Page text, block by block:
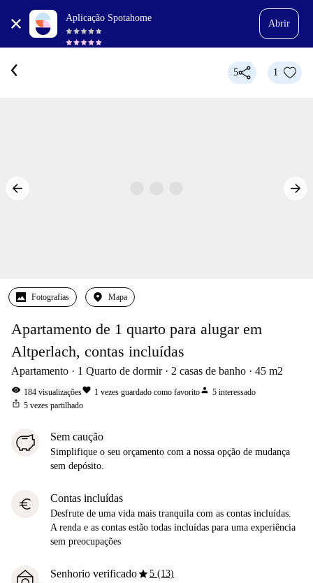
Aplicação Spotahome
Abrir
5 1
Fotografias Mapa
Apartamento de 1 quarto para alugar em
Altperlach, contas incluídas
Apartamento 1 Quarto de dormir 2 casas de banho 45 m2
visibility 184 visualizaçõesfavorite 1 vezes guardado como favoritoperson 5 interessado
ios_share 5 vezes partilhado
Sem caução
Simplifique o seu orçamento com a nossa opção de mudança
sem depósito.
euro Contas incluídas
Desfrute de uma vida mais tranquila com as contas incluídas.
A renda e as contas estão todas incluídas para uma experiência
sem preocupações
Senhorio verificadostar5 (13)